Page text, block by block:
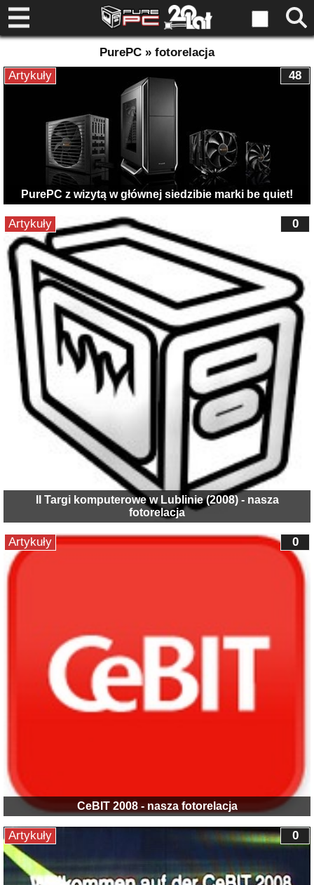
PurePC » fotorelacja
PurePC z wizytą w głównej siedzibie marki be quiet!
48
Artykuły
II Targi komputerowe w Lublinie (2008) - nasza
fotorelacja
0
Artykuły
CeBIT 2008 - nasza fotorelacja
0
Artykuły
0
Artykuły